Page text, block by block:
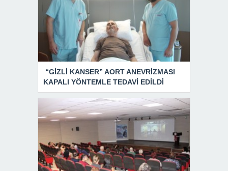
“GİZLİ KANSER” AORT ANEVRİZMASI
KAPALI YÖNTEMLE TEDAVİ EDİLDİ